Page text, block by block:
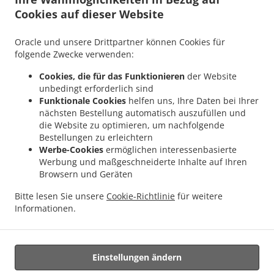
Cookies auf dieser Website
Oracle und unsere Drittpartner können Cookies für
folgende Zwecke verwenden:
Cookies, die für das Funktionieren der Website
unbedingt erforderlich sind
Funktionale Cookies helfen uns, Ihre Daten bei Ihrer
nächsten Bestellung automatisch auszufüllen und
die Website zu optimieren, um nachfolgende
Bestellungen zu erleichtern
Werbe-Cookies ermöglichen interessenbasierte
Werbung und maßgeschneiderte Inhalte auf Ihren
Browsern und Geräten
Bitte lesen Sie unsere Cookie-Richtlinie für weitere
Informationen.
Einstellungen ändern
Lieferservice Berlin Gatow
. Asiatisches Essen Lieferservice Berlin Staaken
Berlin Falkenhagener Feld
Asiatisches Essen Lieferservice Berlin Siemensstadt
Asiatisches Essen Lieferservice Berlin Hakenfelde
Lieferservice Berlin Altstadt Spandau
.
Spandau
. Asiatisches Essen Lieferservice Berlin Bezirk Reinickendorf
Asiatisches
Essen Lieferservice Berlin Bezirk Charlottenburg-Wilmersdorf
. Asiatisches Essen
Lieferservice Berlin Bezirk Steglitz-Zehlendorf . Asiatisches Essen Lieferservice Berlin
Asiatisches Essen Lieferservice Dallgow-Döberitz Seeburg
Lieferservice Dallgow-Döberitz Bezirk Spandau
Asiatisches Essen Lieferservice
Dallgow-Döberitz
. Asiatisches Essen Lieferservice Potsdam Groß Glienicke
Lieferservice Potsdam